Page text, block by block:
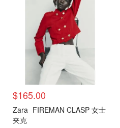
$165.00
Zara FIREMAN CLASP 女士
夹克